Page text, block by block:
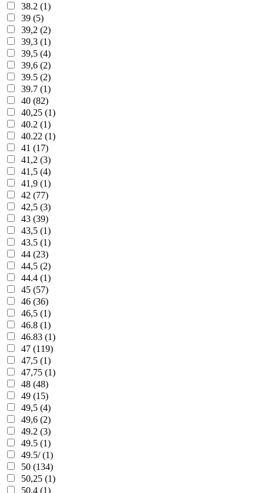
38.2 (1)
39 (5)
39,2 (2)
39,3 (1)
39,5 (4)
39,6 (2)
39.5 (2)
39.7 (1)
40 (82)
40,25 (1)
40.2 (1)
40.22 (1)
41 (17)
41,2 (3)
41,5 (4)
41,9 (1)
42 (77)
42,5 (3)
43 (39)
43,5 (1)
43.5 (1)
44 (23)
44,5 (2)
44.4 (1)
45 (57)
46 (36)
46,5 (1)
46.8 (1)
46.83 (1)
47 (119)
47,5 (1)
47,75 (1)
48 (48)
49 (15)
49,5 (4)
49,6 (2)
49.2 (3)
49.5 (1)
49.5/ (1)
50 (134)
50,25 (1)
50,4 (1)